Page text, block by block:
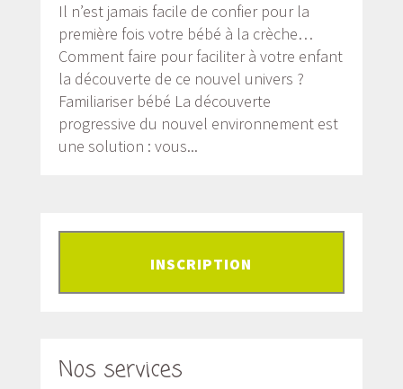
Il n’est jamais facile de confier pour la
première fois votre bébé à la crèche…
Comment faire pour faciliter à votre enfant
la découverte de ce nouvel univers ?
Familiariser bébé La découverte
progressive du nouvel environnement est
une solution : vous...
INSCRIPTION
Nos services